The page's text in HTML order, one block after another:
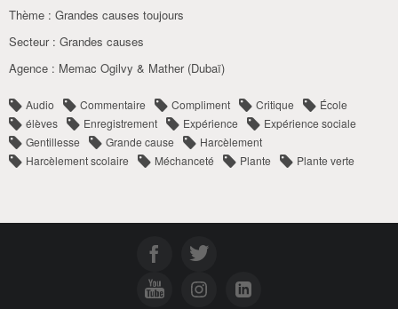
Thème : Grandes causes toujours
Secteur : Grandes causes
Agence : Memac Ogilvy & Mather (Dubaï)
Audio Commentaire Compliment Critique
École
élèves
Enregistrement Expérience
Expérience sociale
Gentillesse
Grande cause
Harcèlement
Harcèlement scolaire
Méchanceté Plante Plante verte